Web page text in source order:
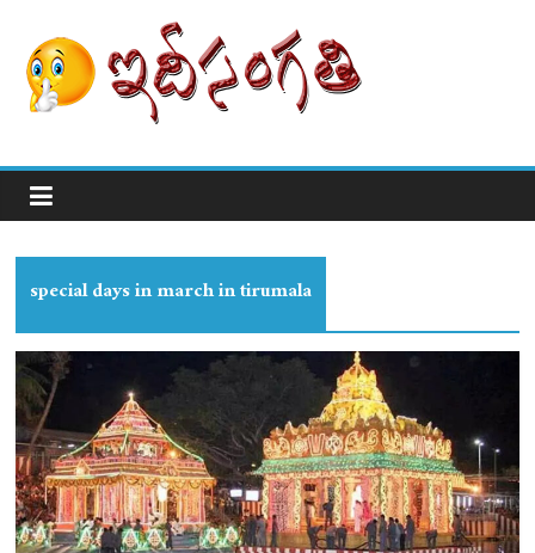
special days in march in tirumala